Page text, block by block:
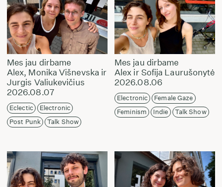
Mes jau dirbame
Alex, Monika Višnevska ir
Jurgis Valiukevičius
2026.08.07
Eclectic
Electronic
Post Punk
Talk Show
Mes jau dirbame
Alex ir Sofija Laurušonytė
2026.08.06
Electronic
Female Gaze
Feminism
Indie Talk Show